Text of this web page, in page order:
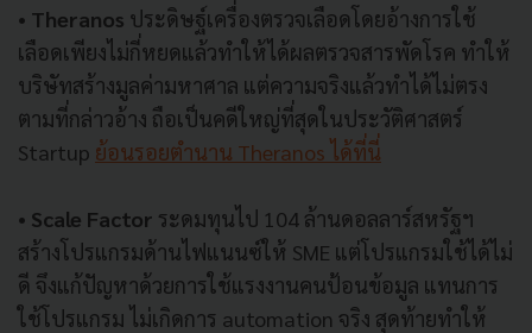
• Theranos ประดิษฐ์เครื่องตรวจเลือดโดยอ้างการใช้
เลือดเพียงไม่กี่หยดแล้วทำให้ได้ผลตรวจสารพัดโรค ทำให้
บริษัทสร้างมูลค่ามหาศาล แต่ความจริงแล้วทำได้ไม่ตรง
ตามที่กล่าวอ้าง ถือเป็นคดีใหญ่ที่สุดในประวัติศาสตร์
Startup ย้อนรอยตำนาน Theranos ได้ที่นี่
• Scale Factor ระดมทุนไป 104 ล้านดอลลาร์สหรัฐฯ
สร้างโปรแกรมด้านไฟแนนซ์ให้ SME แต่โปรแกรมใช้ได้ไม่
ดี จึงแก้ปัญหาด้วยการใช้แรงงานคนป้อนข้อมูล แทนการ
ใช้โปรแกรม ไม่เกิดการ automation จริง สุดท้ายทำให้